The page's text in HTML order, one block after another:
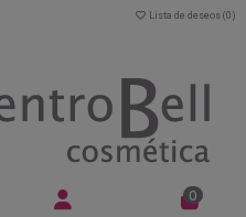
Lista de deseos (0 )
0